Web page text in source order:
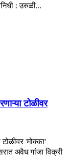
: उरुळी...
टोळीवर
टोळीवर 'मोक्का'
अवैध गांजा विक्री